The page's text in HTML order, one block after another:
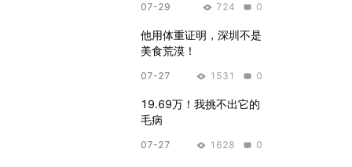
07-29 724 0
他用体重证明，深圳不是
美食荒漠！
07-27 1531 0
19.69万！我挑不出它的
毛病
07-27 1628 0